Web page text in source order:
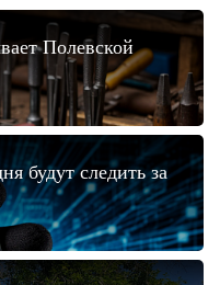
Полевской
будут следить за